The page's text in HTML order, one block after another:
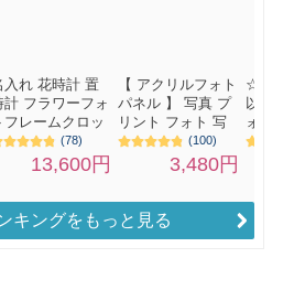
キングをもっと見る